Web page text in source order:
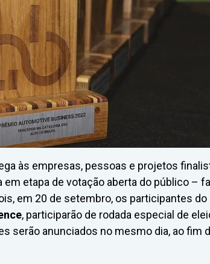
às empresas, pessoas e projetos
etapa de votação aberta do público –
em 20 de setembro, os participantes do
, participarão de rodada especial de
serão anunciados no mesmo dia, ao fim